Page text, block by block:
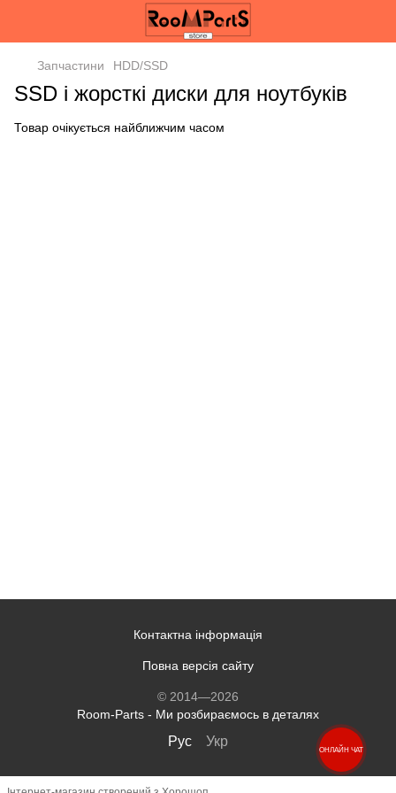
Запчастини HDD/SSD
SSD і жорсткі диски для ноутбуків
Товар очікується найближчим часом
Контактна інформація
Повна версія сайту
© 2014—2026
Room-Parts - Ми розбираємось в деталях
Рус Укр
ОНЛАЙН ЧАТ